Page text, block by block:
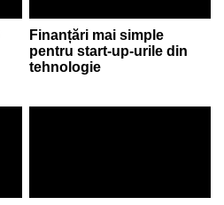
Finanțări mai simple
pentru start-up-urile din
tehnologie